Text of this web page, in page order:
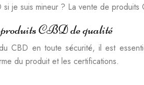
je suis mineur ? La vente de produits
CBD de qualité
CBD en toute sécurité, il est
du produit et les certifications.